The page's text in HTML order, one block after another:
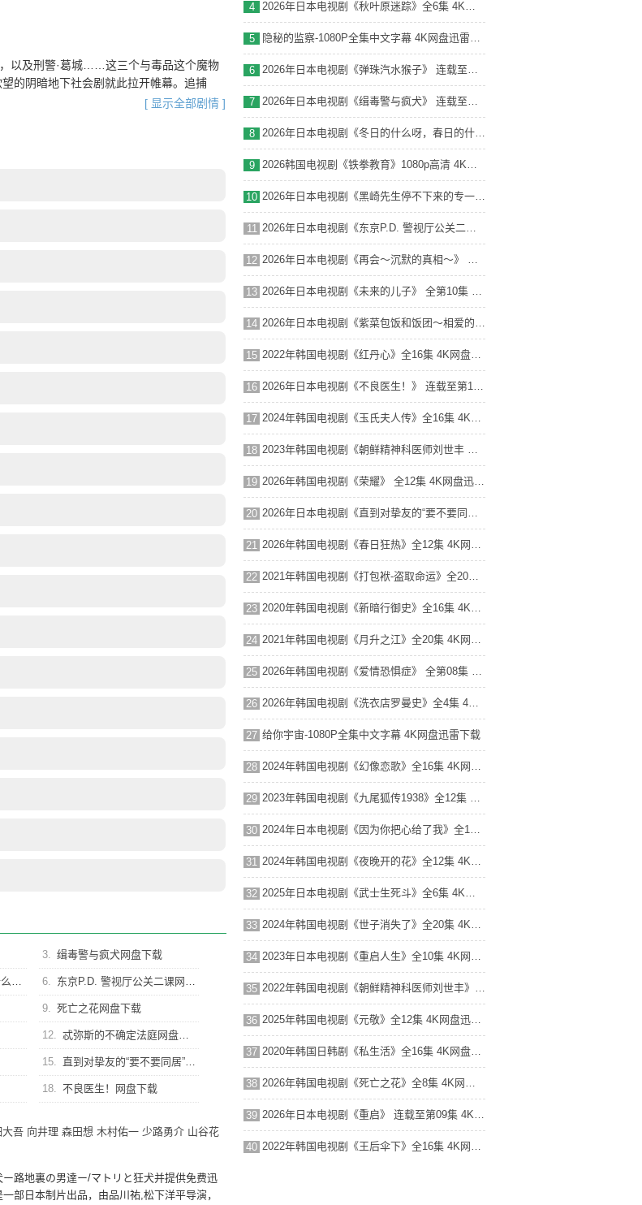
以及刑警·葛城……这三个与毒品这个魔物
的阴暗地下社会剧就此拉开帷幕。追捕
[ 显示全部剧情 ]
3. 缉毒警与疯犬网盘下载
载 6. 东京P.D. 警视厅公关二课网盘下载
9. 死亡之花网盘下载
12. 忒弥斯的不确定法庭网盘下载
15. 直到对挚友的“要不要同居”说出“好”网盘下载
18. 不良医生！网盘下载
大吾 向井理 森田想 木村佑一 少路勇介 山谷花
路地裏の男達ー/マトリと狂犬并提供免费迅
部日本制片出品，由品川祐,松下洋平导演，
4 2026年日本电视剧《秋叶原迷踪》全6集 4K网盘迅雷下载
5 隐秘的监察-1080P全集中文字幕 4K网盘迅雷下载
6 2026年日本电视剧《弹珠汽水猴子》 连载至第11集 4K网盘迅雷下载
7 2026年日本电视剧《缉毒警与疯犬》 连载至第09集 4K网盘迅雷下载
8 2026年日本电视剧《冬日的什么呀，春日的什么呢》 连载至第09集 4K网盘迅雷下载
9 2026韩国电视剧《铁拳教育》1080p高清 4K网盘迅雷下载
10 2026年日本电视剧《黑崎先生停不下来的专一之爱》 全第12集 4K网盘迅雷下载
11 2026年日本电视剧《东京P.D. 警视厅公关二课》 连载至第09集 4K网盘迅雷下载
12 2026年日本电视剧《再会～沉默的真相～》 连载至第09集 4K网盘迅雷下载
13 2026年日本电视剧《未来的儿子》 全第10集 4K网盘迅雷下载
14 2026年日本电视剧《紫菜包饭和饭团～相爱的两个人相似又不一样～》 全第10集 4K网盘迅雷下载
15 2022年韩国电视剧《红丹心》全16集 4K网盘迅雷下载
16 2026年日本电视剧《不良医生！》 连载至第11集 4K网盘迅雷下载
17 2024年韩国电视剧《玉氏夫人传》全16集 4K网盘迅雷下载
18 2023年韩国电视剧《朝鲜精神科医师刘世丰 第二季》全10集 4K网盘迅雷下载
19 2026年韩国电视剧《荣耀》 全12集 4K网盘迅雷下载
20 2026年日本电视剧《直到对挚友的“要不要同居”说出“好”》 全第11集 4K网盘迅雷下载
21 2026年韩国电视剧《春日狂热》全12集 4K网盘迅雷下载
22 2021年韩国电视剧《打包袱-盗取命运》全20集 4K网盘迅雷下载
23 2020年韩国电视剧《新暗行御史》全16集 4K网盘迅雷下载
24 2021年韩国电视剧《月升之江》全20集 4K网盘迅雷下载
25 2026年韩国电视剧《爱情恐惧症》 全第08集 4K网盘迅雷下载
26 2026年韩国电视剧《洗衣店罗曼史》全4集 4K网盘迅雷下载
27 给你宇宙-1080P全集中文字幕 4K网盘迅雷下载
28 2024年韩国电视剧《幻像恋歌》全16集 4K网盘迅雷下载
29 2023年韩国电视剧《九尾狐传1938》全12集 4K网盘迅雷下载
30 2024年日本电视剧《因为你把心给了我》全11集 4K网盘迅雷下载
31 2024年韩国电视剧《夜晚开的花》全12集 4K网盘迅雷下载
32 2025年日本电视剧《武士生死斗》全6集 4K网盘迅雷下载
33 2024年韩国电视剧《世子消失了》全20集 4K网盘迅雷下载
34 2023年日本电视剧《重启人生》全10集 4K网盘迅雷下载
35 2022年韩国电视剧《朝鲜精神科医师刘世丰》全12集 4K网盘迅雷下载
36 2025年韩国电视剧《元敬》全12集 4K网盘迅雷下载
37 2020年韩国日韩剧《私生活》全16集 4K网盘迅雷下载
38 2026年韩国电视剧《死亡之花》全8集 4K网盘迅雷下载
39 2026年日本电视剧《重启》 连载至第09集 4K网盘迅雷下载
40 2022年韩国电视剧《王后伞下》全16集 4K网盘迅雷下载